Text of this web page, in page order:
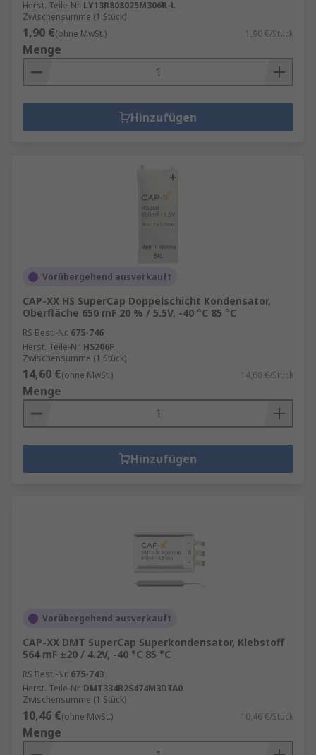
Herst. Teile-Nr. LY13R808025M306R-L
Zwischensumme (1 Stück)
1,90 €(ohne MwSt.) 1,90 €/Stück
Menge
Hinzufügen
Vorübergehend ausverkauft
CAP-XX HS SuperCap Doppelschicht Kondensator,
Oberfläche 650 mF 20 % / 5.5V, -40 °C 85 °C
RS Best.-Nr. 675-746
Herst. Teile-Nr. HS206F
Zwischensumme (1 Stück)
14,60 €(ohne MwSt.) 14,60 €/Stück
Menge
Hinzufügen
Vorübergehend ausverkauft
CAP-XX DMT SuperCap Superkondensator, Klebstoff
564 mF ±20 / 4.2V, -40 °C 85 °C
RS Best.-Nr. 675-743
Herst. Teile-Nr. DMT334R2S474M3DTA0
Zwischensumme (1 Stück)
10,46 €(ohne MwSt.) 10,46 €/Stück
Menge